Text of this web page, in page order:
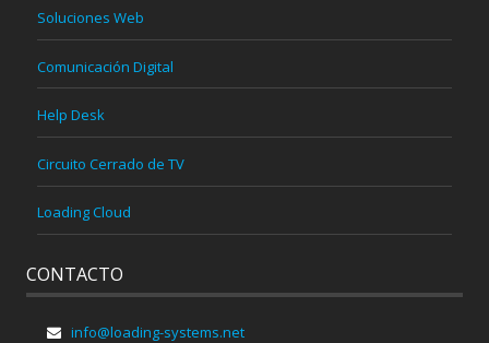
Soluciones Web
Comunicación Digital
Help Desk
Circuito Cerrado de TV
Loading Cloud
CONTACTO
info@loading-systems.net